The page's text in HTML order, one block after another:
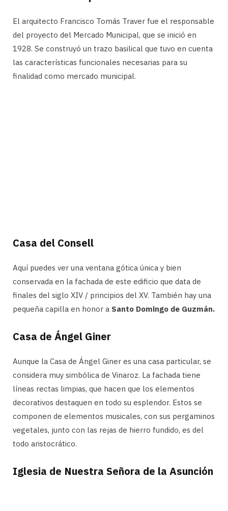
El arquitecto Francisco Tomás Traver fue el responsable
del proyecto del Mercado Municipal, que se inició en
1928. Se construyó un trazo basilical que tuvo en cuenta
las características funcionales necesarias para su
finalidad como mercado municipal.
Casa del Consell
Aquí puedes ver una ventana gótica única y bien
conservada en la fachada de este edificio que data de
finales del siglo XIV / principios del XV. También hay una
pequeña capilla en honor a Santo Domingo de Guzmán.
Casa de Ángel Giner
Aunque la Casa de Ángel Giner es una casa particular, se
considera muy simbólica de Vinaroz. La fachada tiene
líneas rectas limpias, que hacen que los elementos
decorativos destaquen en todo su esplendor. Estos se
componen de elementos musicales, con sus pergaminos
vegetales, junto con las rejas de hierro fundido, es del
todo aristocrático.
Iglesia de Nuestra Señora de la Asunción